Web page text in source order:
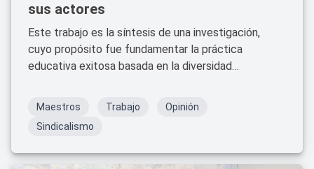
sus actores
Este trabajo es la síntesis de una investigación,
cuyo propósito fue fundamentar la práctica
educativa exitosa basada en la diversidad
ciudad de Oaxaca.
Maestros Trabajo
Opinión
Sindicalismo